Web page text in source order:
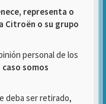
representa o
Citroën o su grupo
personal de los
caso somos
deba ser retirado,